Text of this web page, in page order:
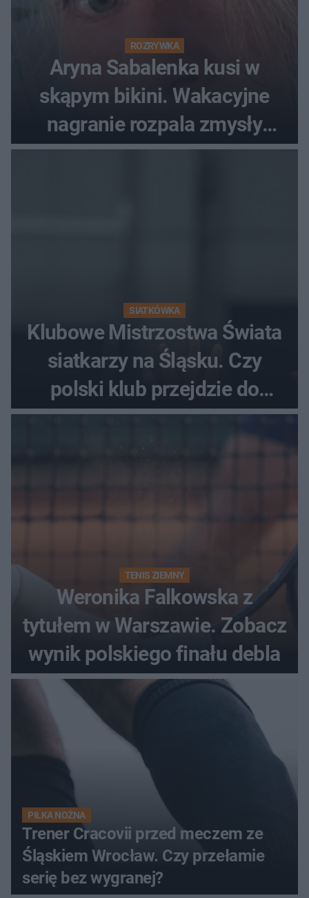
ROZRYWKA
Aryna Sabalenka kusi w
skąpym bikini. Wakacyjne
nagranie rozpala zmysły
fanów
SIATKÓWKA
Klubowe Mistrzostwa Świata
siatkarzy na Śląsku. Czy
polski klub przejdzie do
historii
TENIS ZIEMNY
Weronika Falkowska z
tytułem w Warszawie. Zobacz
wynik polskiego finału debla
PIŁKA NOŻNA
Trener Cracovii przed meczem ze
Śląskiem Wrocław. Czy przełamie
serię bez wygranej?